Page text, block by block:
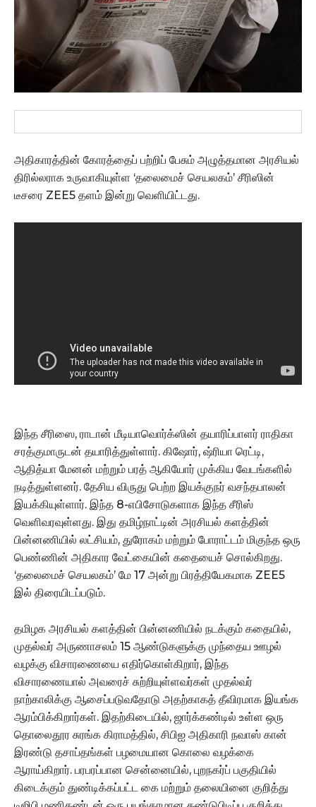
அதிகாரத்தின் கோரத்தைப் பற்றிப் பேசும் அழுத்தமான அரசியல்
திரில்லராக உருவாகியுள்ள ‘தலைமைச் செயலகம்’ சீரிஸின்
டீசரை ZEE5 தளம் இன்று வெளியிட்டது.
இந்த சீரிஸை, ராடான் மீடியாவொர்க்ஸின் தயாரிப்பாளர் ராதிகா
சரத்குமாருடன் தயாரித்துள்ளார். கிஷோர், ஷ்ரியா ரெட்டி,
ஆதித்யா மேனன் மற்றும் பரத் ஆகியோர் முக்கிய வேடங்களில்
நடித்துள்ளனர். தேசிய விருது பெற்ற இயக்குநர் வசந்தபாலன்
இயக்கியுள்ளார். இந்த 8-எபிசோடுகளாக இந்த சீரிஸ்
வெளிவரவுள்ளது. இது தமிழ்நாட்டின் அரசியல் களத்தின்
பின்னணியில் லட்சியம், துரோகம் மற்றும் போராட்டம் மிகுந்த ஒரு
பெண்ணின் அதிகார வேட்கையின் கதையைச் சொல்கிறது.
‘தலைமைச் செயலகம்’ மே 17 அன்று பிரத்தியேகமாக ZEE5
இல் திரையிடப்படும்.
தமிழக அரசியல் களத்தின் பின்னணியில் நடக்கும் கதையில்,
முதல்வர் அருணாசலம் 15 ஆண்டுகளுக்கு முந்தைய ஊழல்
வழக்கு விசாரணையை எதிர்கொள்கிறார், இந்த
விசாரணையால் அவரைச் சுற்றியுள்ளவர்கள் முதல்வர்
நாற்காலிக்கு ஆசைப்படுவதோடு அதற்காகத் தீவிரமாக இயங்க
ஆரம்பிக்கிறார்கள். இதற்கிடையில், ஜார்க்கண்டில் உள்ள ஒரு
தொலைதூர சுரங்க கிராமத்தில், சிபிஐ அதிகாரி நவாஸ் கான்
இரண்டு தசாப்தங்கள் பழமையான கொலை வழக்கை
ஆராய்கிறார். பரபரப்பான சென்னையில், புறநகர்ப் பகுதியில்
கிடைக்கும் துண்டிக்கப்பட்ட கை மற்றும் தலையினை குறித்து